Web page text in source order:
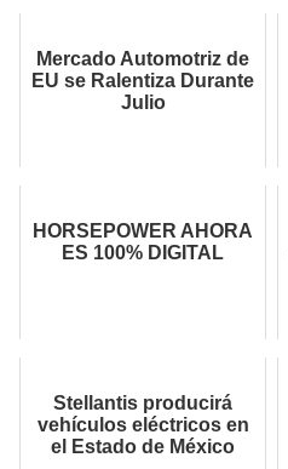
Mercado Automotriz de
EU se Ralentiza Durante
Julio
HORSEPOWER AHORA
ES 100% DIGITAL
Stellantis producirá
vehículos eléctricos en
el Estado de México